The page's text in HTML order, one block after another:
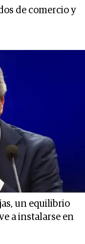
de comercio y
un equilibrio
a instalarse en